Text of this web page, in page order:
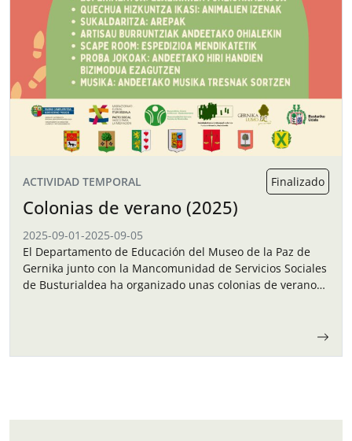
ACTIVIDAD TEMPORAL Finalizado
Colonias de verano (2025)
2025-09-01-2025-09-05
El Departamento de Educación del Museo de la Paz de
Gernika junto con la Mancomunidad de Servicios Sociales
de Busturialdea ha organizado unas colonias de verano